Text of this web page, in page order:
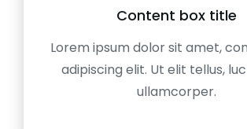
Content box title
Lorem ipsum dolor sit amet,
adipiscing elit. Ut elit tellus,
ullamcorper.